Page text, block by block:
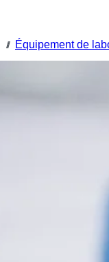
/// Équipement de